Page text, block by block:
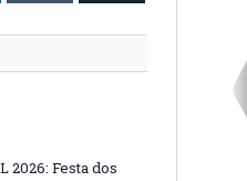
2026: Festa dos